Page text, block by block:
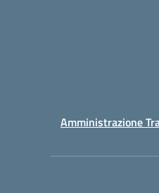
Amministrazione